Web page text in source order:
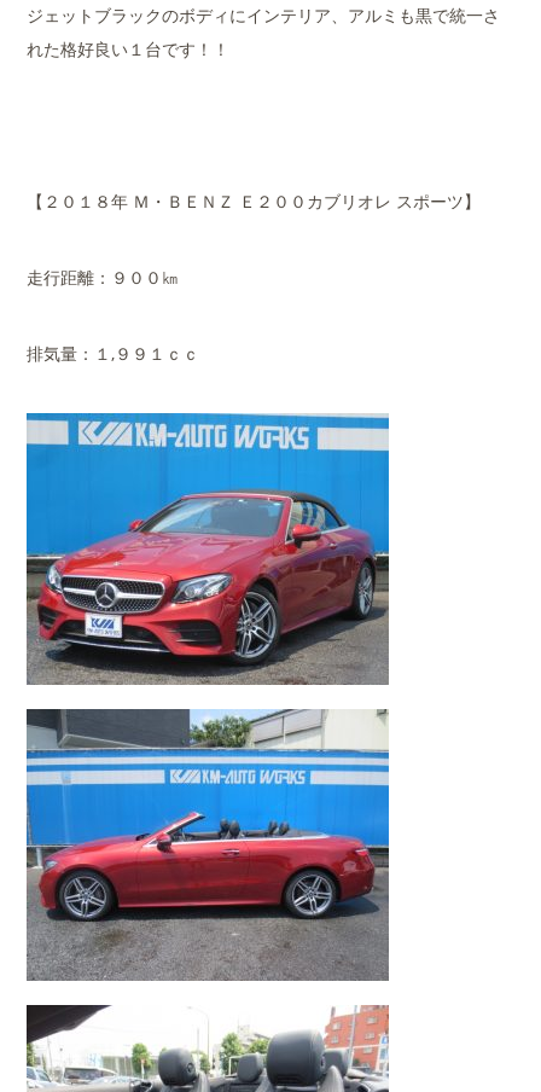
ジェットブラックのボディにインテリア、アルミも黒で統一さ
れた格好良い１台です！！
【２０１８年 Ｍ・ＢＥＮＺ Ｅ２００カブリオレ スポーツ】
走行距離：９００㎞
排気量：１,９９１ｃｃ